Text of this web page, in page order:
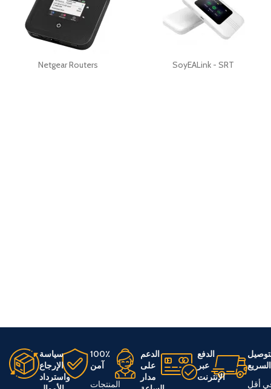
SoyEALink - SRT
Netgear Routers
السريع
أقل
الدفع
عبر
الإنترنت
الدعم
على
مدار
100٪
آمن
المنتجات
سياسة
الإرجاع
واسترداد